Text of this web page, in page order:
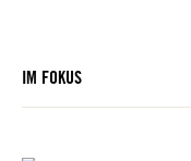
IM FOKUS